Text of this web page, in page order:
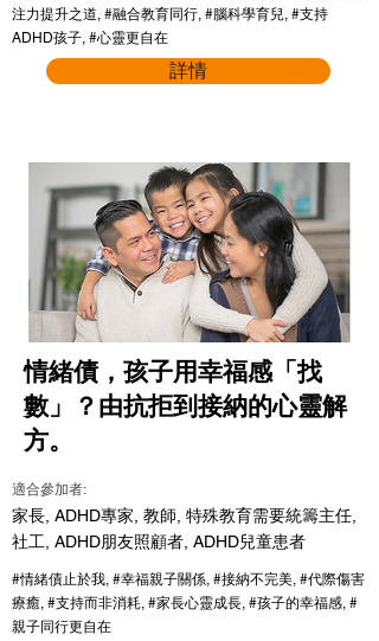
注力提升之道, #融合教育同行, #腦科學育兒, #支持
ADHD孩子, #心靈更自在
詳情
情緒債，孩子用幸福感「找
數」？由抗拒到接納的心靈解
方。
適合參加者:
家長, ADHD專家, 教師, 特殊教育需要統籌主任,
社工, ADHD朋友照顧者, ADHD兒童患者
#情緒債止於我, #幸福親子關係, #接納不完美, #代際傷害
療癒, #支持而非消耗, #家長心靈成長, #孩子的幸福感, #
親子同行更自在